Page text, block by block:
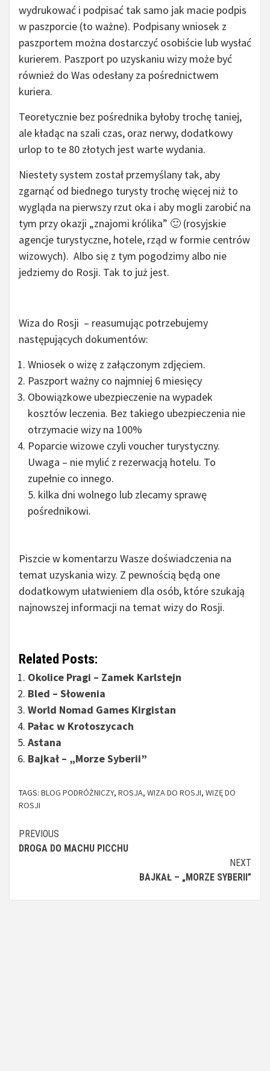
wydrukować i podpisać tak samo jak macie podpis
w paszporcie (to ważne). Podpisany wniosek z
paszportem można dostarczyć osobiście lub wysłać
kurierem. Paszport po uzyskaniu wizy może być
również do Was odesłany za pośrednictwem
kuriera.
Teoretycznie bez pośrednika byłoby trochę taniej,
ale kładąc na szali czas, oraz nerwy, dodatkowy
urlop to te 80 złotych jest warte wydania.
Niestety system został przemyślany tak, aby
zgarnąć od biednego turysty trochę więcej niż to
wygląda na pierwszy rzut oka i aby mogli zarobić na
tym przy okazji „znajomi królika” 🙂 (rosyjskie
agencje turystyczne, hotele, rząd w formie centrów
wizowych). Albo się z tym pogodzimy albo nie
jedziemy do Rosji. Tak to już jest.
Wiza do Rosji – reasumując potrzebujemy
następujących dokumentów:
Wniosek o wizę z załączonym zdjęciem.
Paszport ważny co najmniej 6 miesięcy
Obowiązkowe ubezpieczenie na wypadek
kosztów leczenia. Bez takiego ubezpieczenia nie
otrzymacie wizy na 100%
Poparcie wizowe czyli voucher turystyczny.
Uwaga – nie mylić z rezerwacją hotelu. To
zupełnie co innego.
5. kilka dni wolnego lub zlecamy sprawę
pośrednikowi.
Piszcie w komentarzu Wasze doświadczenia na
temat uzyskania wizy. Z pewnością będą one
dodatkowym ułatwieniem dla osób, które szukają
najnowszej informacji na temat wizy do Rosji.
Related Posts:
Okolice Pragi – Zamek Karlstejn
Bled – Słowenia
World Nomad Games Kirgistan
Pałac w Krotoszycach
Astana
Bajkał – „Morze Syberii”
TAGS: BLOG PODRÓŻNICZY, ROSJA, WIZA DO ROSJI, WIZĘ DO
ROSJI
Continue
Reading
PREVIOUS
DROGA DO MACHU PICCHU
NEXT
BAJKAŁ – „MORZE SYBERII”